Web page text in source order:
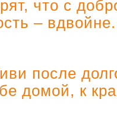
что с
– вдвойне.
после
домой, к